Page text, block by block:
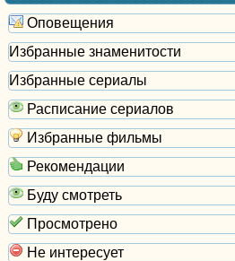
Оповещения
Избранные знаменитости
Избранные сериалы
Расписание сериалов
Избранные фильмы
Рекомендации
Буду смотреть
Просмотрено
Не интересует